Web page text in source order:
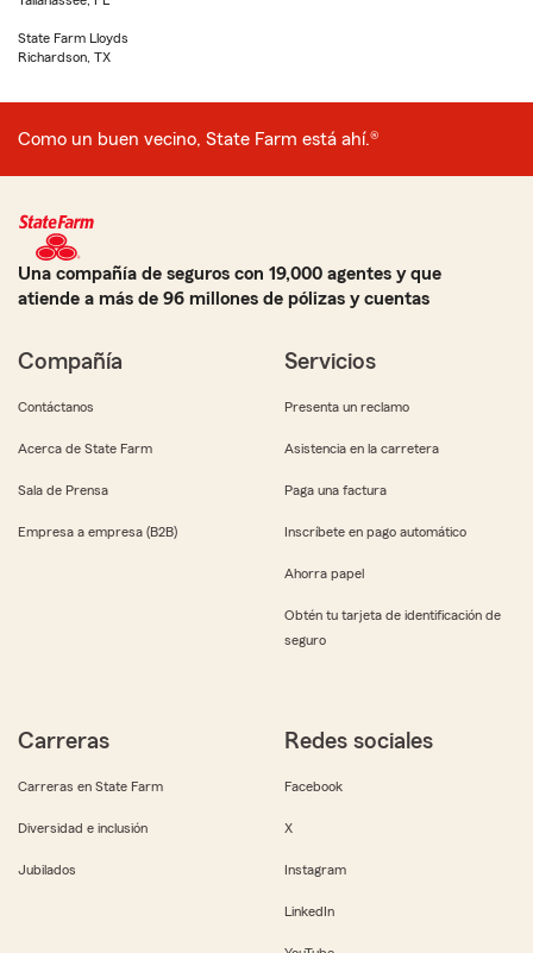
State Farm Lloyds
Richardson, TX
Como un buen vecino, State Farm está ahí.®
Una compañía de seguros con 19,000 agentes y que
atiende a más de 96 millones de pólizas y cuentas
Compañía
Contáctanos
Acerca de State Farm
Sala de Prensa
Empresa a empresa (B2B)
Servicios
Presenta un reclamo
Asistencia en la carretera
Paga una factura
Inscríbete en pago automático
Ahorra papel
Obtén tu tarjeta de identificación de
seguro
Carreras
Carreras en State Farm
Diversidad e inclusión
Jubilados
Redes sociales
Facebook
X
Instagram
LinkedIn